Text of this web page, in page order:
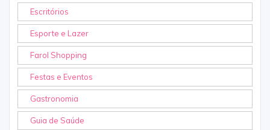
Escritórios
Esporte e Lazer
Farol Shopping
Festas e Eventos
Gastronomia
Guia de Saúde